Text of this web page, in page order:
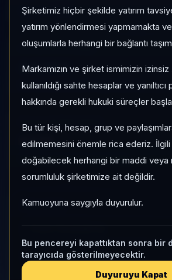
Şirketimiz hiçbir şekilde yatırım
yatırım yönlendirmesi yapmamakta
oluşumlarla herhangi bir bağlantı
Markamızın ve şirket ismimizin
kullanıldığı sahte hesaplar ve yanıltıcı
hakkında gerekli hukuki süreçler
Bu tür kişi, hesap, grup ve
edilmemesini önemle rica ederiz.
doğabilecek herhangi bir maddi veya
sorumluluk şirketimize ait değildir.
Kamuoyuna saygıyla duyurulur.
Bu pencereyi kapattıktan sonra bir
tarayıcıda gösterilmeyecektir.
Duyuruyu Kapat
3 Ay:%-41,76
KATEGORI KONUMU
44/183
Momentum bazlı kategori içi sıra
PIYASA DEĞERI SIRASI
#210
Global market cap sıralaması
HIZLI GEÇIŞ
Kripto Karşılaştırma
Kategori Benchmark